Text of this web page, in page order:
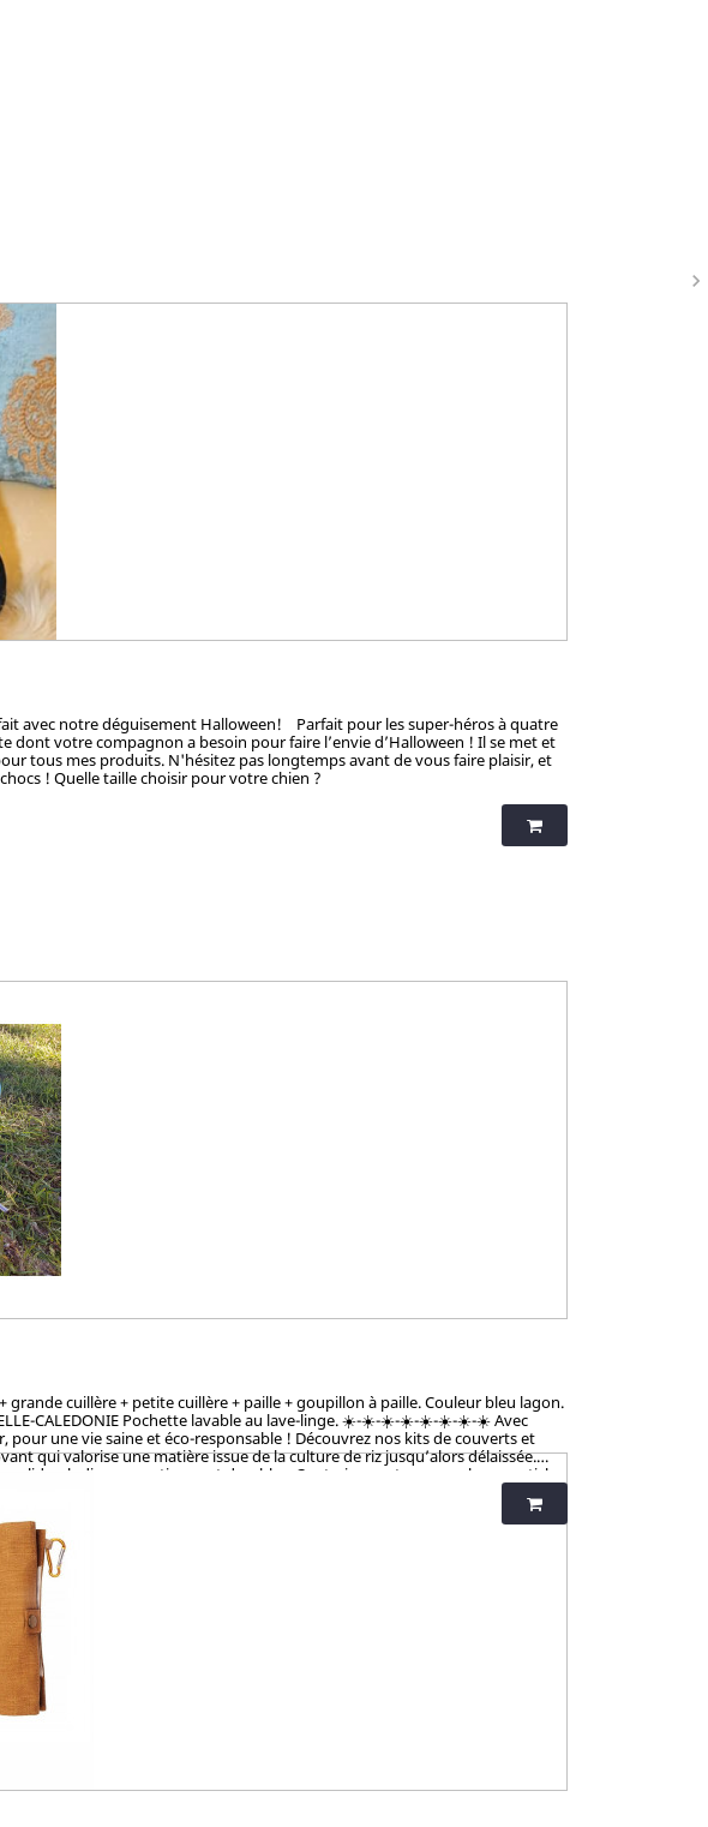
navigate_next
avec notre déguisement Halloween! Parfait pour les super-héros à quatre
dont votre compagnon a besoin pour faire l’envie d’Halloween ! Il se met et
tous mes produits. N'hésitez pas longtemps avant de vous faire plaisir, et
! Quelle taille choisir pour votre chien ?
cuillère + petite cuillère + paille + goupillon à paille. Couleur bleu lagon.
CALEDONIE Pochette lavable au lave-linge. ☀️-☀️-☀️-☀️-☀️-☀️-☀️-☀️ Avec
une vie saine et éco-responsable ! Découvrez nos kits de couverts et
qui valorise une matière issue de la culture de riz jusqu’alors délaissée.
ludiques, pratiques et durables. Contrairement aux nombreux articles
vertueux, totalement sains et 100% biodégradables. Breveté : procédé
en eco-friendliness et non-toxicité.